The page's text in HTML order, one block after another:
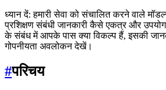
ध्यान दें: हमारी सेवा को संचालित करने वाले
प्रशिक्षण संबंधी जानकारी कैसे एकत्र और
के संबंध में आपके पास क्या विकल्प हैं, इसकी
गोपनीयता अवलोकन देखें।
#परिचय